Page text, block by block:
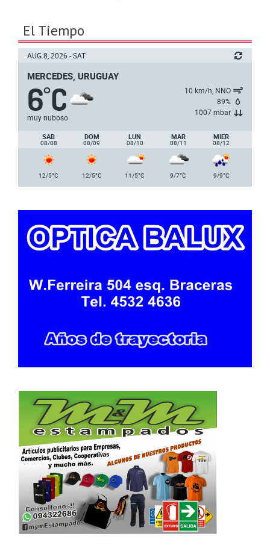
El Tiempo
AUG 8, 2026 - SAT
MERCEDES, URUGUAY
6°C
muy nuboso
10 km/h, NNO
89%
1007 mbar
SAB
08/08
DOM
08/09
LUN
08/10
MAR
08/11
MIER
08/12
12/5°C 12/5°C 11/5°C 9/7°C 9/9°C